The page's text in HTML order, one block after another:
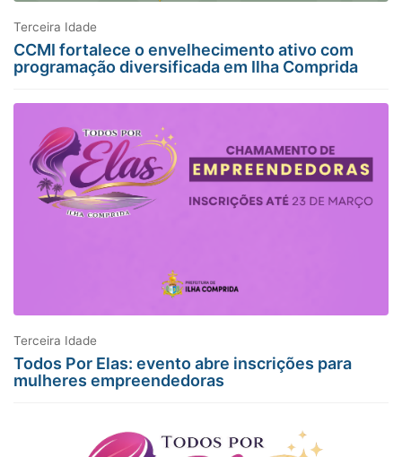
Terceira Idade
CCMI fortalece o envelhecimento ativo com
programação diversificada em Ilha Comprida
Terceira Idade
Todos Por Elas: evento abre inscrições para
mulheres empreendedoras